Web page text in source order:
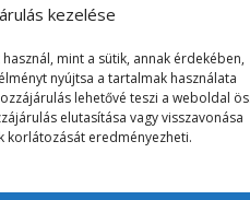
kezelése
mint a sütik, annak érdekében,
nyújtsa a tartalmak használata
lehetővé teszi a weboldal
elutasítása vagy visszavonása
korlátozását eredményezheti.